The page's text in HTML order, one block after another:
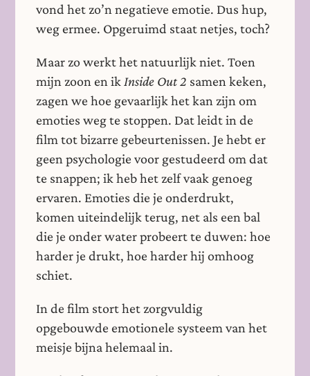
vond het zo’n negatieve emotie. Dus hup,
weg ermee. Opgeruimd staat netjes, toch?
Maar zo werkt het natuurlijk niet. Toen
mijn zoon en ik Inside Out 2 samen keken,
zagen we hoe gevaarlijk het kan zijn om
emoties weg te stoppen. Dat leidt in de
film tot bizarre gebeurtenissen. Je hebt er
geen psychologie voor gestudeerd om dat
te snappen; ik heb het zelf vaak genoeg
ervaren. Emoties die je onderdrukt,
komen uiteindelijk terug, net als een bal
die je onder water probeert te duwen: hoe
harder je drukt, hoe harder hij omhoog
schiet.
In de film stort het zorgvuldig
opgebouwde emotionele systeem van het
meisje bijna helemaal in.